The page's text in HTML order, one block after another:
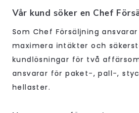
Vår kund söker en Chef
Som Chef Försäljning
maximera intäkter och
kundlösningar för två
ansvarar för paket-, pall-,
hellaster.